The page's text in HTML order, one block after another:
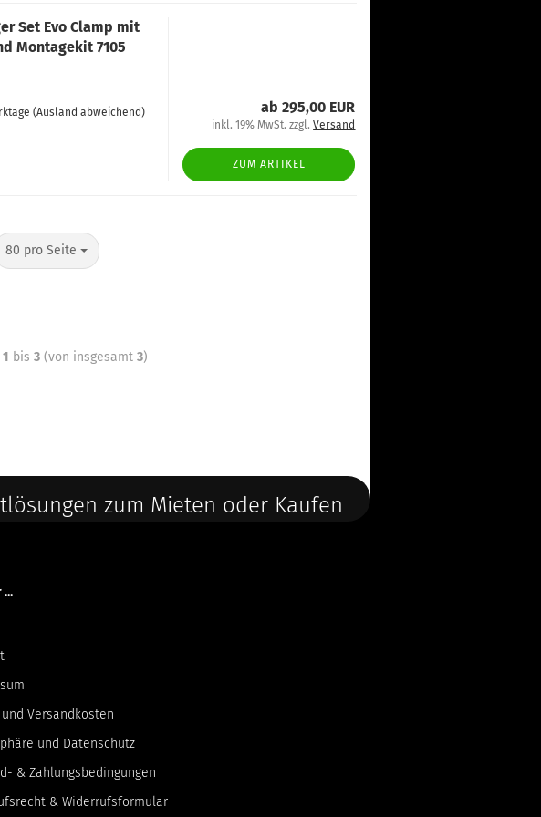
Set Evo Clamp mit
Montagekit 7105
(Ausland abweichend) ab 295,00 EUR
inkl. 19% MwSt. zzgl.Versand
ZUM ARTIKEL
80 pro Seite
1 bis3 (von insgesamt3)
zum Mieten oder Kaufen
Versandkosten
und Datenschutz
& Zahlungsbedingungen
& Widerrufsformular